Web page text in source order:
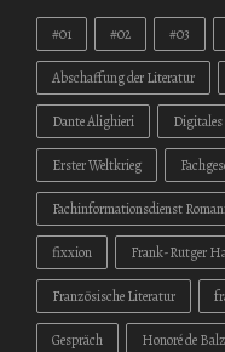
#01 #02 #03
Abschaffung der Literatur
Dante Alighieri
Erster Weltkrieg
Fachinformationsdienst
fixxion Frank-Rutger
Französische Literatur
Gespräch Honoré de